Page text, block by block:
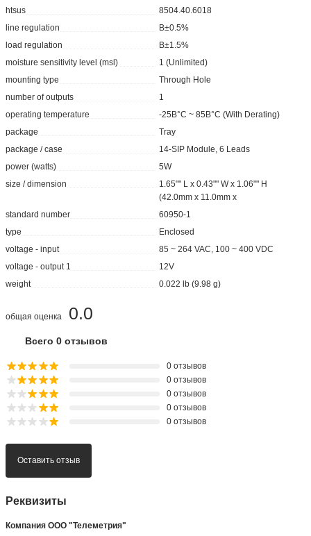
htsus
8504.40.6018
line regulation
В±0.5%
load regulation
В±1.5%
moisture sensitivity level (msl)
1 (Unlimited)
mounting type
Through Hole
number of outputs
1
operating temperature
-25В°C ~ 85В°C (With Derating)
package
Tray
package / case
14-SIP Module, 6 Leads
power (watts)
5W
size / dimension
1.65"" L x 0.43"" W x 1.06"" H
(42.0mm x 11.0mm x
standard number
60950-1
type
Enclosed
voltage - input
85 ~ 264 VAC, 100 ~ 400 VDC
voltage - output 1
12V
weight
0.022 lb (9.98 g)
0.0
общая оценка
Всего 0 отзывов
0 отзывов
0 отзывов
0 отзывов
0 отзывов
0 отзывов
Оставить отзыв
Реквизиты
Компания ООО "Телеметрия"